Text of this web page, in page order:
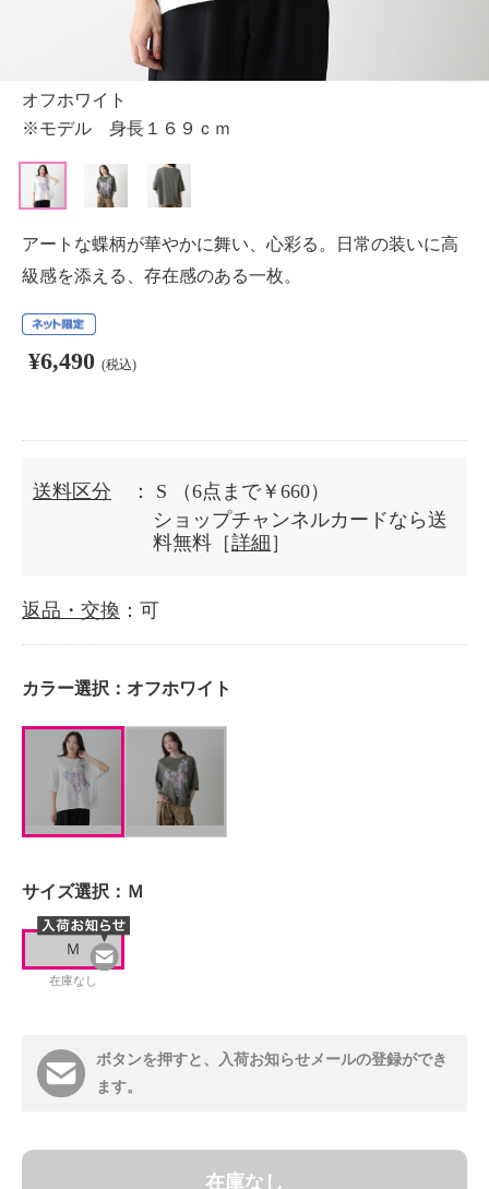
オフホワイト
※モデル 身長１６９ｃｍ
アートな蝶柄が華やかに舞い、心彩る。日常の装いに高
級感を添える、存在感のある一枚。
¥6,490 (税込)
送料区分 ： S
（6点まで￥660）
ショップチャンネルカードなら送
料無料［詳細 ］
返品・交換 ：可
カラー選択： オフホワイト
サイズ選択： Ｍ
Ｍ
在庫なし
ボタンを押すと、入荷お知らせメールの登録ができ
ます。
在庫なし